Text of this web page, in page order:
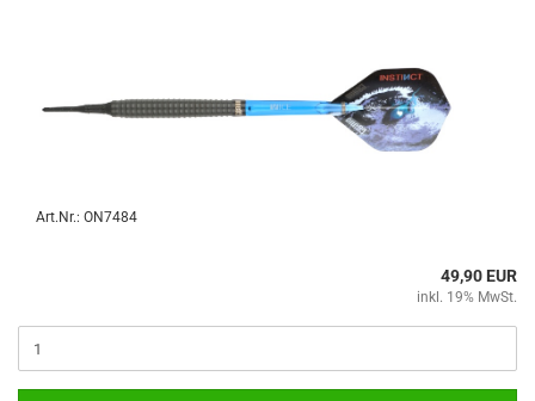
Art.Nr.: ON7484
49,90 EUR
inkl. 19% MwSt.